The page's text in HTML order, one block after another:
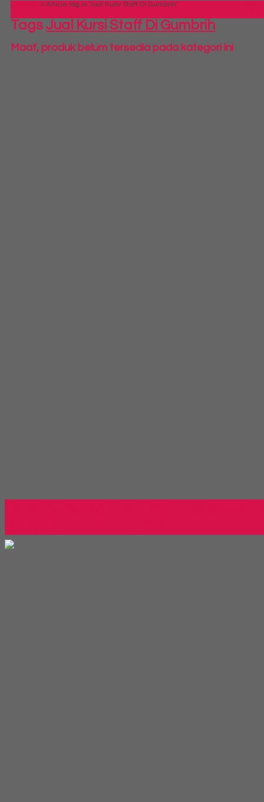
» Article tag in 'Jual Kursi Staff Di Gumbrih'
Tags Jual Kursi Staff Di Gumbrih
Maaf, produk belum tersedia pada kategori ini